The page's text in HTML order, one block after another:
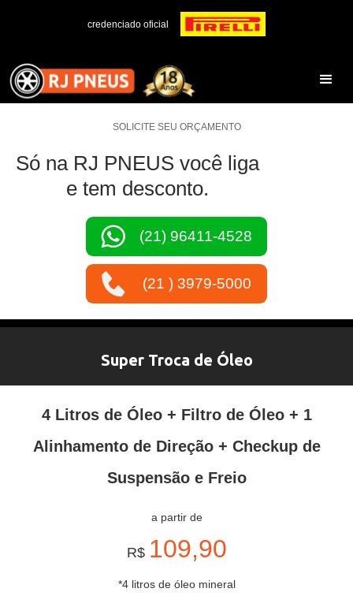
credenciado oficial
SOLICITE SEU ORÇAMENTO
Só na RJ PNEUS você liga
e tem desconto.
(21) 96411-4528
(21 ) 3979-5000
Super Troca de Óleo
4 Litros de Óleo + Filtro de Óleo + 1
Alinhamento de Direção + Checkup de
Suspensão e Freio
a partir de
R$ 109,90
*4 litros de óleo mineral